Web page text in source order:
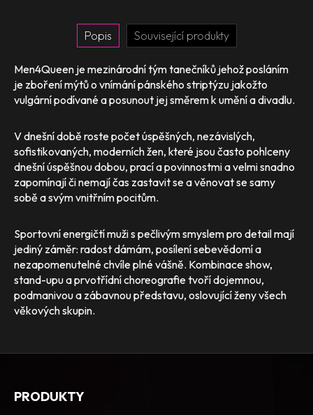
Popis Související produkty
Men4Queen je mezinárodní tým tanečníků jehož posláním
je zboření mýtů o vnímání pánského striptýzu jakožto
vulgární podívané a posunout jej směrem k umění a divadlu.
V dnešní době roste počet úspěšných, nezávislých,
sofistikovaných, moderních žen, které jsou často pohlceny
dnešní úspěšnou dobou, prací a povinnostmi a velmi snadno
zapomínají či nemají čas zastavit se a věnovat se samy
sobě a svým vnitřním pocitům.
Sportovní energičtí muži s pečlivým smyslem pro detail mají
jediný záměr: radost dámám, posílení sebevědomí a
nezapomenutelné chvíle plné vášně. Kombinace show,
stand-upu a prvotřídní choreografie tvoří dojemnou,
podmanivou a zábavnou představu, oslovující ženy všech
věkových skupin.
PRODUKTY